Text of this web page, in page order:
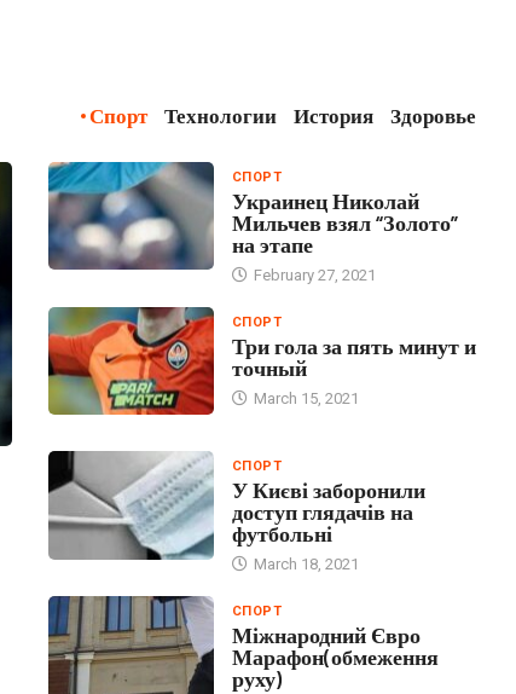
Спорт Технологии История Здоровье
СПОРТ
Украинец Николай
Мильчев взял “Золото”
на этапе
February 27, 2021
СПОРТ
Три гола за пять минут и
точный
March 15, 2021
СПОРТ
У Києві заборонили
доступ глядачів на
футбольні
March 18, 2021
СПОРТ
Міжнародний Євро
Марафон(обмеження
руху)